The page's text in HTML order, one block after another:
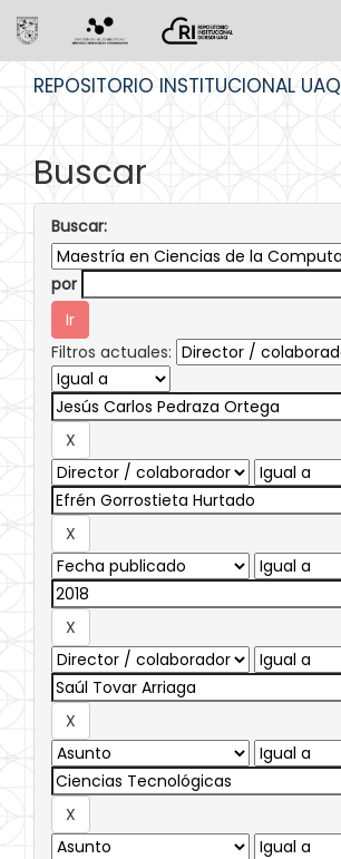
REPOSITORIO INSTITUCIONAL UAQ
Buscar
Buscar:
por
Filtros actuales: